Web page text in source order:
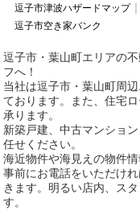
逗子市津波ハザードマップ
逗子市空き家バンク
逗子市・葉山町エリアの
フへ！
当社は逗子市・葉山町周
ております。また、住宅
承ります。
新築戸建、中古マンショ
任せください。
海近物件や海見えの物件
事前にお電話をいただけ
きます。明るい店内、ス
す。